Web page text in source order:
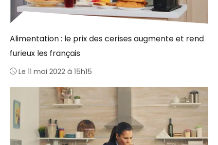
Alimentation : le prix des cerises augmente et rend
furieux les français
Le 11 mai 2022 à 15h15